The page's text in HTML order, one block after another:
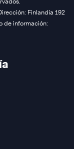
Finlandia 192
de información: